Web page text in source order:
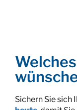
Sichern Sie sich